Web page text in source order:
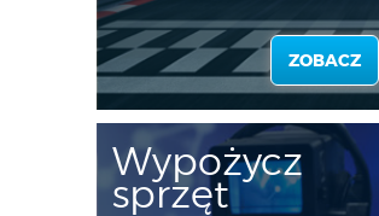
ZOBACZ
Wypożycz
sprzęt